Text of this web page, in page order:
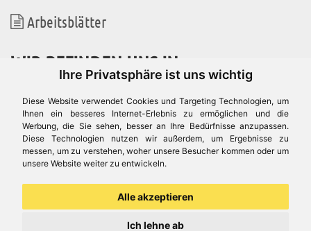
Ihre Privatsphäre ist uns wichtig
Diese Website verwendet Cookies und Targeting Technologien, um
Ihnen ein besseres Internet-Erlebnis zu ermöglichen und die
Werbung, die Sie sehen, besser an Ihre Bedürfnisse anzupassen.
Diese Technologien nutzen wir außerdem, um Ergebnisse zu
messen, um zu verstehen, woher unsere Besucher kommen oder um
unsere Website weiter zu entwickeln.
Alle akzeptieren
Ich lehne ab
Arbeitsblätter
WIR BEFINDEN UNS IN
Es gibt uns auch in